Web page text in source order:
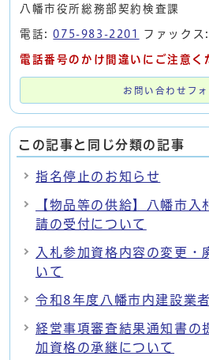
八幡市役所総務部契約検査課
電話:075-983-2201 ファック
電話番号のかけ間違いにご注意く
お問い合わせフォ
この記事と同じ分類の記事
指名停止のお知らせ
【物品等の供給】八幡市入
請の受付について
入札参加資格内容の変更・
いて
令和8年度八幡市内建設業
経営事項審査結果通知書の
加資格の承継について